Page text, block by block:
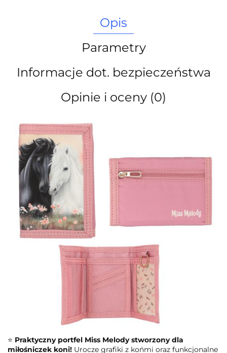
Opis
Parametry
Informacje dot. bezpieczeństwa
Opinie i oceny (0)
⭐ Praktyczny portfel Miss Melody stworzony dla
miłośniczek koni! Urocze grafiki z końmi oraz funkcjonalne